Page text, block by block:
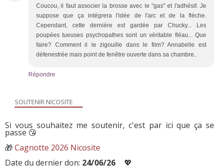
Coucou, il faut associer la brosse avec le "gas" et l'adhésif. Je
suppose que ça intégrera l'idée de l'arc et de la flèche.
Cependant, cette dernière est gardée par Chucky... Les
poupées tueuses psychopathes sont un véritable fléau... Que
faire? Comment il le zigouille dans le film? Annabelle est
défenestrée mais point de fenêtre ouverte dans sa chambre..
Répondre
SOUTENIR NICOSITE
Si vous souhaitez me soutenir, c'est par ici que ça se
passe 😘
🎁 Cagnotte 2026 Nicosite
Date du dernier don: 24/06/26 💖